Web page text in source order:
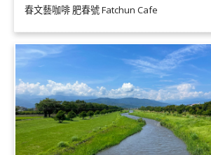
春文藝咖啡 肥春號 Fatchun Cafe